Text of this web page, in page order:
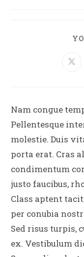
Nam congue
Pellentesque
molestie. Duis
porta erat. Cras
condimentum
justo faucibus,
Class aptent
per conubia
Sed risus turpis,
ex. Vestibulum